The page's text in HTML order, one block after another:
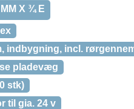
X ¾ E
indbygning, incl.
pladevæg
stk)
til gia. 24 v